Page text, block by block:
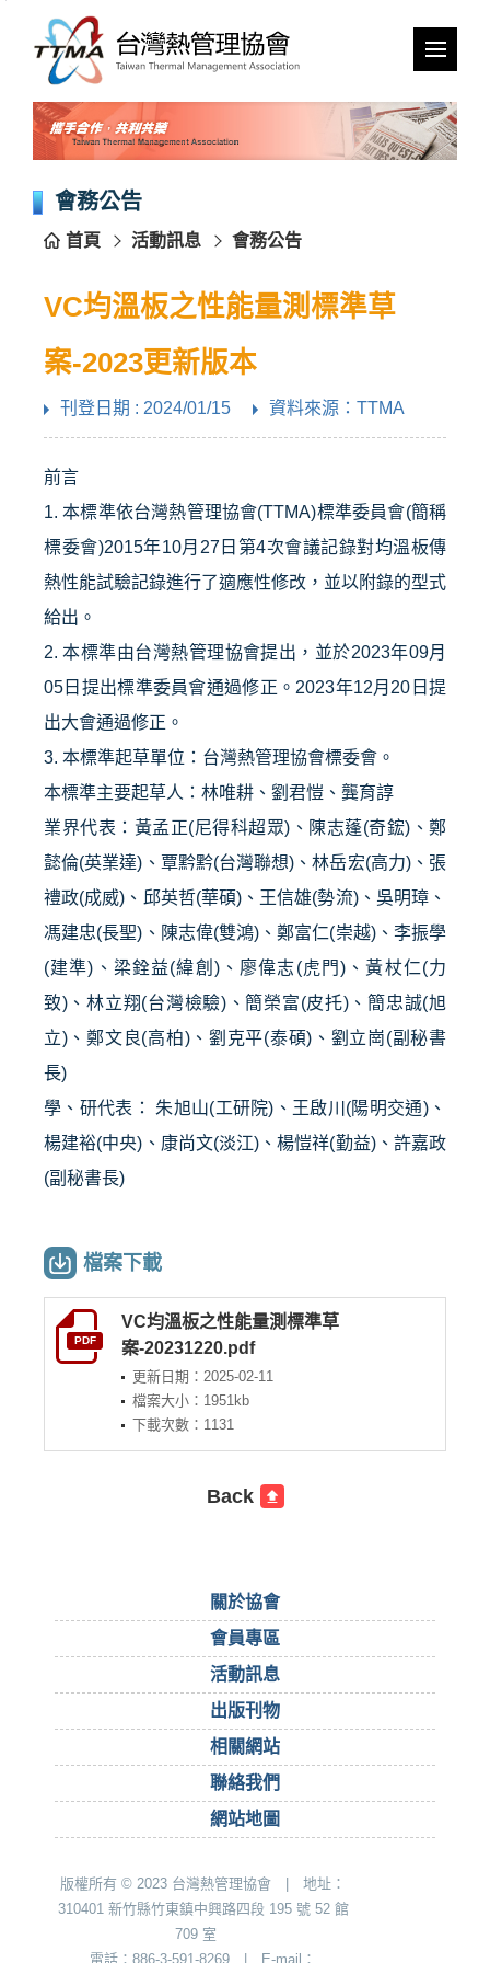
跳
會務公告
首頁 活動訊息 會務公告
VC均溫板之性能量測標準草
案-2023更新版本
刊登日期 : 2024/01/15 資料來源：TTMA
前言
1.本標準依台灣熱管理協會(TTMA)標準委員會(簡稱
標委會)2015年10月 27 日第4次會議記錄對均溫板傳
熱性能試驗記錄進行了適應性修改，並以附錄的型式
給出。
2.本標準由台灣熱管理協會提出，並於2023年09月
05 日提出標準委員會通過修正。 2023年12月 20 日提
出大會通過修正。
3. 本標準起草單位：台灣熱管理協會標委會。
本標準主要起草人：林唯耕、劉君愷、龔育諄
業界代表：黃孟正(尼得科超眾) 、陳志蓬(奇鋐) 、鄭
懿倫(英業達) 、覃黔黔(台灣聯想) 、林岳宏(高力)、張
禮政(成威) 、邱英哲(華碩) 、王信雄(勢流)、吳明璋、
馮建忠(長聖) 、陳志偉(雙鴻) 、鄭富仁(崇越)、李振學
(建準) 、梁銓益(緯創 )、廖偉志(虎門) 、黃杖仁(力
致)、林立翔(台灣檢驗)、簡榮富(皮托)、簡忠誠(旭
立)、鄭文良(高柏)、劉克平(泰碩) 、劉立崗(副秘書
長)
學、研代表： 朱旭山(工研院) 、王啟川 (陽明交通)、
楊建裕(中央) 、康尚文(淡江) 、楊愷祥(勤益)、許嘉政
(副秘書長)
檔案下載
PDF
VC均溫板之性能量測標準草
案-20231220.pdf
更新日期：2025-02-11
檔案大小：1951kb
下載次數：1131
Back
關於協會
會員專區
活動訊息
出版刊物
相關網站
聯絡我們
網站地圖
版權所有 © 2023 台灣熱管理協會 | 地址：
310401 新竹縣竹東鎮中興路四段 195 號 52 館
709 室
電話：886-3-591-8269 | E-mail：